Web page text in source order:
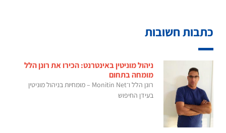
כתבות חשובות
ניהול מוניטין באינטרנט: הכירו את רונן הלל
מומחה בתחום
רונן הלל ו־Monitin Net – מומחיות בניהול מוניטין
בעידן החיפוש